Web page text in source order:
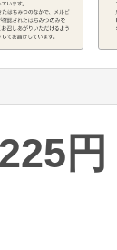
円